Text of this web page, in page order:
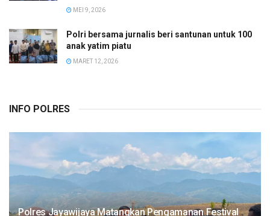
MEI 9, 2026
Polri bersama jurnalis beri santunan untuk 100
anak yatim piatu
MARET 12, 2026
INFO POLRES
Polres Jayawijaya Matangkan Pengamanan Festival